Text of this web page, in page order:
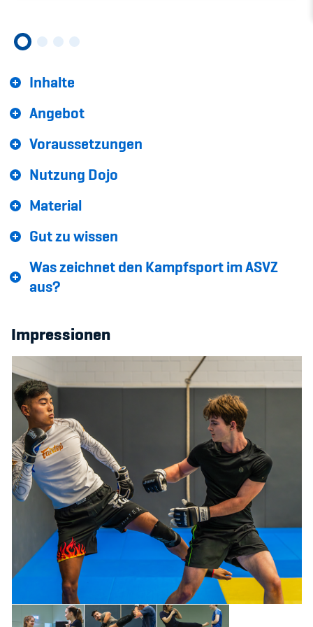
Netzwerk
Inhalte
Angebot
Voraussetzungen
Nutzung Dojo
Material
Gut zu wissen
Was zeichnet den Kampfsport im ASVZ
aus?
Impressionen